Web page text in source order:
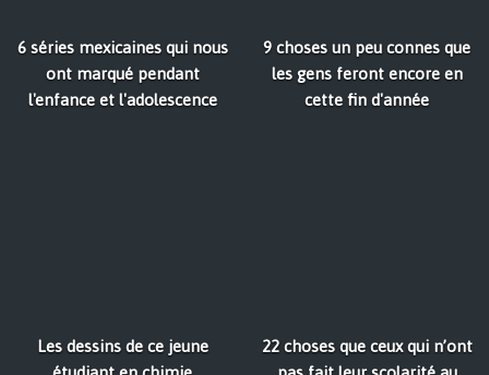
6 séries mexicaines qui nous
ont marqué pendant
l'enfance et l'adolescence
9 choses un peu connes que
les gens feront encore en
cette fin d'année
Les dessins de ce jeune
22 choses que ceux qui n’ont